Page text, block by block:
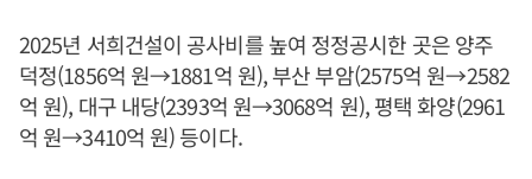
2025년 서희건설이 공사비를 높여 정정공시한 곳은 양주
덕정(1856억 원→1881억 원), 부산 부암(2575억 원→2582
억 원), 대구 내당(2393억 원→3068억 원), 평택 화양(2961
억 원→3410억 원) 등이다.